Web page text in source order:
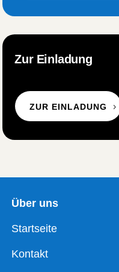
Zur Einladung
ZUR EINLADUNG
Über uns
Startseite
Kontakt